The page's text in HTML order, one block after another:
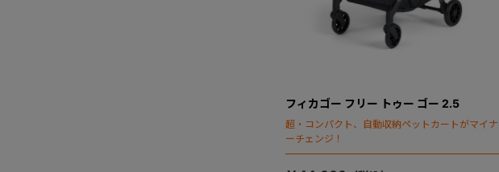
フィカゴー フリー トゥー ゴー 2.5
超・コンパクト、自動収納ペットカートがマイナ
ーチェンジ！